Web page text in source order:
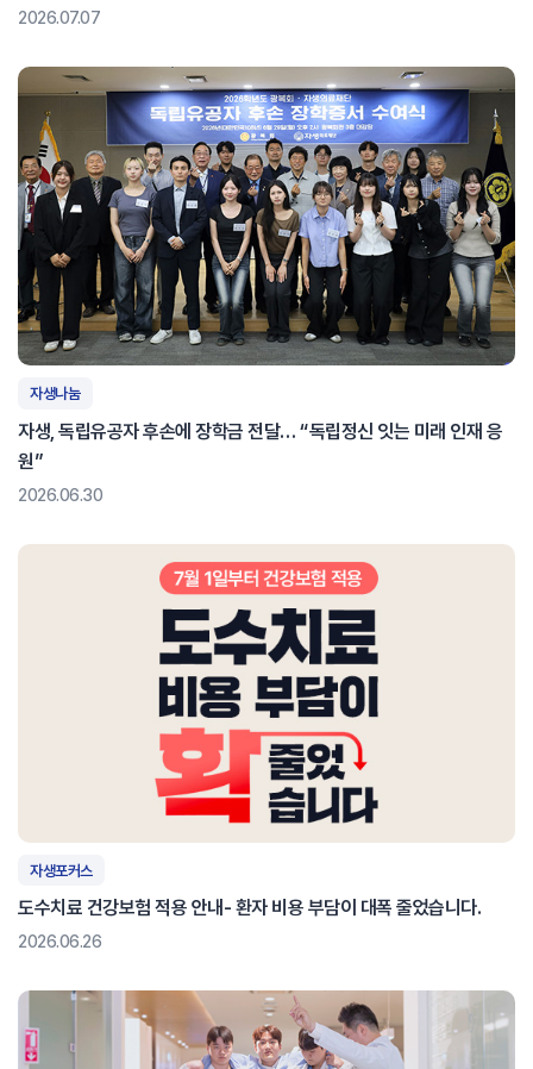
2026.07.07
자생나눔
자생, 독립유공자 후손에 장학금 전달… “독립정신 잇는 미래 인재 응
원”
2026.06.30
자생포커스
도수치료 건강보험 적용 안내- 환자 비용 부담이 대폭 줄었습니다.
2026.06.26